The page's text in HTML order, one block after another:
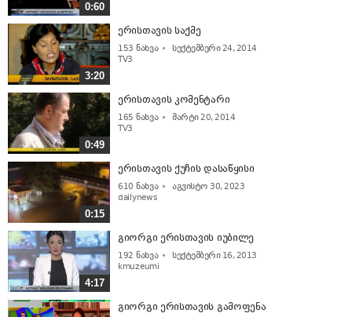
0:60
3:20
ერისთავის საქმე
153 ნახვა
სექტემბერი 24, 2014
TV3
0:49
ერისთავის კომენტარი
165 ნახვა
მარტი 20, 2014
TV3
0:15
ერისთავის ქუჩის დასაწყისი
610 ნახვა
აგვისტო 30, 2023
dailynews
4:17
გიორგი ერისთავის იუბილე
192 ნახვა
სექტემბერი 16, 2013
kmuzeumi
გიორგი ერისთავის გამოფენა